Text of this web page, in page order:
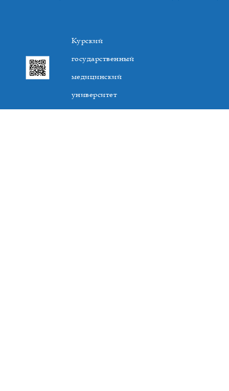
Курский
государственный
медицинский
университет